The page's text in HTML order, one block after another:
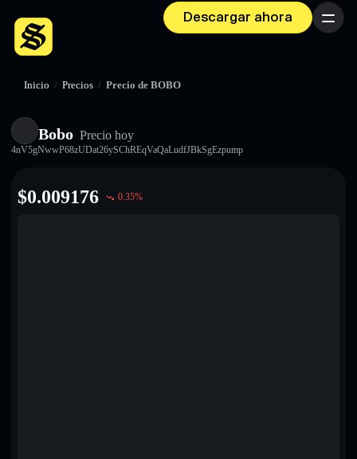
Descargar ahora Menú
Inicio / Precios / Precio de BOBO
Bobo Precio hoy
4nV5gNwwP68zUDat26ySChREqVaQaLudfJBkSgEzpump
$0.009176 0.35%